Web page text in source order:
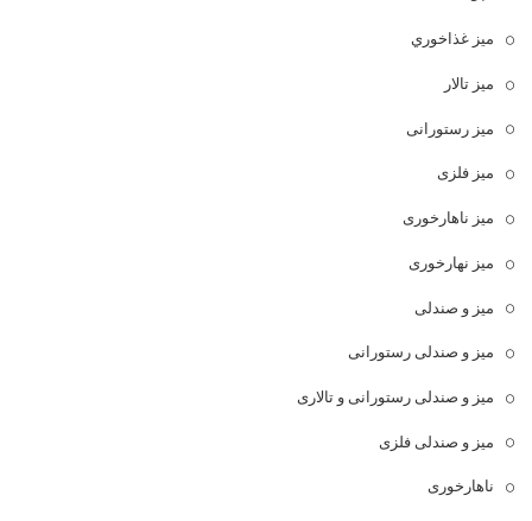
ميز غذاخوري
میز تالار
میز رستورانی
میز فلزی
میز ناهارخوری
میز نهارخوری
میز و صندلی
میز و صندلی رستورانی
میز و صندلی رستورانی و تالاری
میز و صندلی فلزی
ناهارخوری